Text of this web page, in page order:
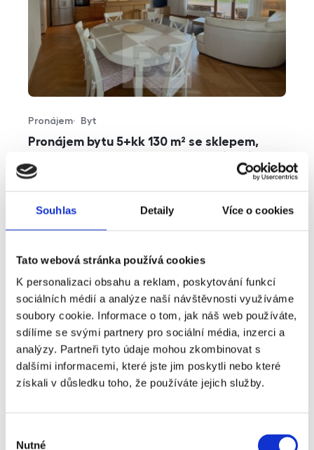
Souhlas Detaily Více o cookies
Tato webová stránka používá cookies
K personalizaci obsahu a reklam, poskytování funkcí
sociálních médií a analýze naší návštěvnosti využíváme
soubory cookie. Informace o tom, jak náš web používáte,
sdílíme se svými partnery pro sociální média, inzerci a
analýzy. Partneři tyto údaje mohou zkombinovat s
dalšími informacemi, které jste jim poskytli nebo které
získali v důsledku toho, že používáte jejich služby.
Nutné
Pronájem bytu 5+kk 130 m² se sklepem,
Typ nabídky
Pronájem
Typ nemovitosti
Byt
funkce
parkování sklep výtah
cena
49 000 Kč